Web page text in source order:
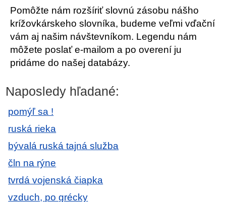
Pomôžte nám rozšíriť slovnú zásobu nášho
krížovkárskeho slovníka, budeme veľmi vďační
vám aj našim návštevníkom. Legendu nám
môžete poslať e-mailom a po overení ju
pridáme do našej databázy.
Naposledy hľadané:
pomýľ sa !
ruská rieka
bývalá ruská tajná služba
čln na rýne
tvrdá vojenská čiapka
vzduch, po grécky